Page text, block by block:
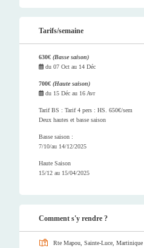
Tarifs/semaine
630€ (Basse saison)
du 07 Oct au 14 Déc
700€ (Haute saison)
du 15 Déc au 16 Avr
Tarif BS : Tarif 4 pers : HS. 650€/sem
Deux hautes et basse saison
Basse saison :
7/10/au 14/12/2025
Haute Saison
15/12 au 15/04/2025
Comment s'y rendre ?
Rte Mapou, Sainte-Luce, Martinique